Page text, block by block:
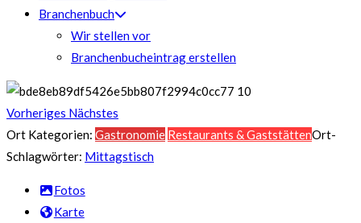
Branchenbuch
Wir stellen vor
Branchenbucheintrag erstellen
Vorheriges Nächstes
Ort Kategorien: Gastronomie Restaurants & GaststättenOrt-
Schlagwörter: Mittagstisch
Fotos
Karte